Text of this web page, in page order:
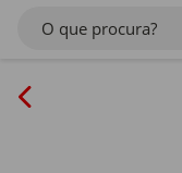
O que procura?